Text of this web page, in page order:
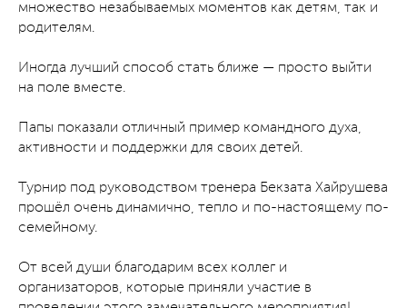
множество незабываемых моментов как детям, так и
родителям.
Иногда лучший способ стать ближе — просто выйти
на поле вместе.
Папы показали отличный пример командного духа,
активности и поддержки для своих детей.
Турнир под руководством тренера Бекзата Хайрушева
прошёл очень динамично, тепло и по-настоящему по-
семейному.
От всей души благодарим всех коллег и
организаторов, которые приняли участие в